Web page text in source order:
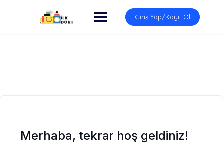
Giriş Yap/Kayıt Ol
Merhaba, tekrar hoş geldiniz!